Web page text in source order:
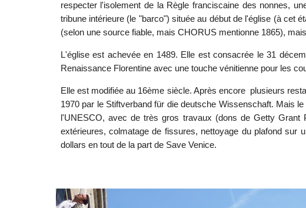
respecter l'isolement de la Règle franciscaine des nonnes,
tribune intérieure (le "barco") située au début de l'église (à cet
(selon une source fiable, mais CHORUS mentionne 1865),
L'église est achevée en 1489. Elle est consacrée le 31
Renaissance Florentine avec une touche vénitienne pour les
Elle est modifiée au 16ème siècle. Après encore plusieurs
1970 par le Stiftverband für die deutsche Wissenschaft. Mais
l'UNESCO, avec de très gros travaux (dons de Getty Grant
extérieures, colmatage de fissures, nettoyage du plafond sur
dollars en tout de la part de Save Venice.